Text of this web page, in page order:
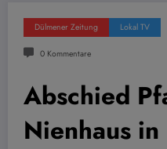
Dülmener Zeitung Lokal TV
0 Kommentare
Abschied
Nienhaus